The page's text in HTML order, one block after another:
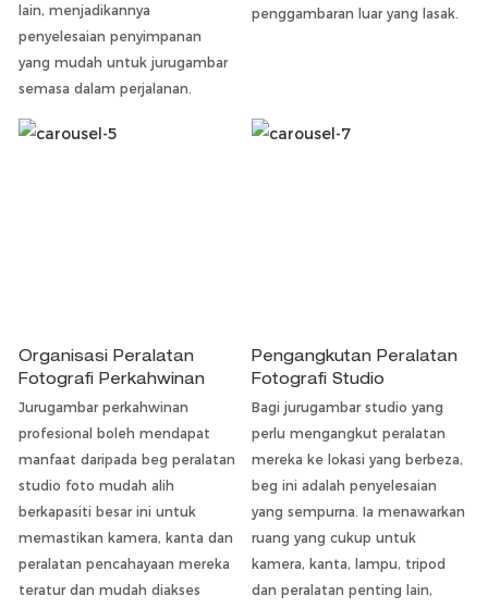
lain, menjadikannya
penyelesaian penyimpanan
yang mudah untuk jurugambar
semasa dalam perjalanan.
penggambaran luar yang lasak.
Organisasi Peralatan
Fotografi Perkahwinan
Jurugambar perkahwinan
profesional boleh mendapat
manfaat daripada beg peralatan
studio foto mudah alih
berkapasiti besar ini untuk
memastikan kamera, kanta dan
peralatan pencahayaan mereka
teratur dan mudah diakses
Pengangkutan Peralatan
Fotografi Studio
Bagi jurugambar studio yang
perlu mengangkut peralatan
mereka ke lokasi yang berbeza,
beg ini adalah penyelesaian
yang sempurna. Ia menawarkan
ruang yang cukup untuk
kamera, kanta, lampu, tripod
dan peralatan penting lain,